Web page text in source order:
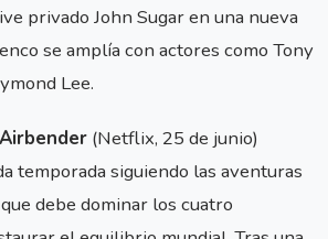
privado John Sugar en una nueva
se amplía con actores como Tony
Lee.
(Netflix, 25 de junio)
temporada siguiendo las aventuras
debe dominar los cuatro